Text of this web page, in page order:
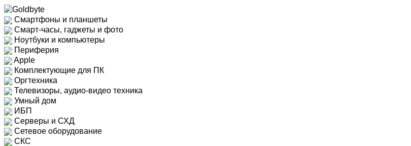
Смартфоны и планшеты
Смарт-часы, гаджеты и фото
Ноутбуки и компьютеры
Периферия
Apple
Комплектующие для ПК
Оргтехника
Телевизоры, аудио-видео техника
Умный дом
ИБП
Серверы и СХД
Сетевое оборудование
СКС